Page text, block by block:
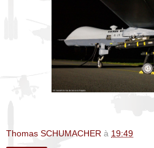
Thomas SCHUMACHER à 19:49